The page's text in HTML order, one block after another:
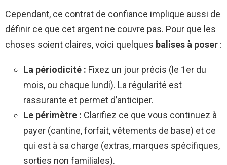
Cependant, ce contrat de confiance implique aussi de
définir ce que cet argent ne couvre pas. Pour que les
choses soient claires, voici quelques balises à poser :
La périodicité : Fixez un jour précis (le 1er du
mois, ou chaque lundi). La régularité est
rassurante et permet d’anticiper.
Le périmètre : Clarifiez ce que vous continuez à
payer (cantine, forfait, vêtements de base) et ce
qui est à sa charge (extras, marques spécifiques,
sorties non familiales).